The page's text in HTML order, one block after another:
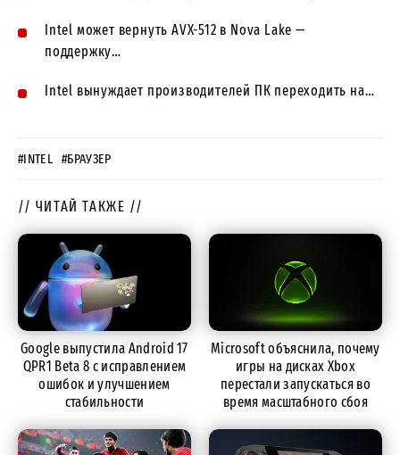
Intel может вернуть AVX-512 в Nova Lake —
поддержку…
Intel вынуждает производителей ПК переходить на…
#INTEL #БРАУЗЕР
// ЧИТАЙ ТАКЖЕ //
Google выпустила Android 17
QPR1 Beta 8 с исправлением
ошибок и улучшением
стабильности
Microsoft объяснила, почему
игры на дисках Xbox
перестали запускаться во
время масштабного сбоя